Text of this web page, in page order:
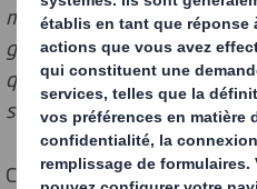
magasins cette année,
géant de l’emballage DS
question les standards du
solutions plus durables dans
Cette avancée fait suite à